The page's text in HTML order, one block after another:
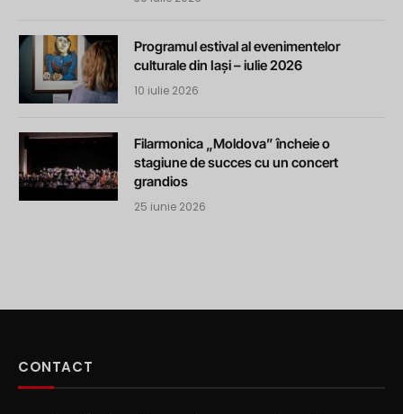
Programul estival al evenimentelor
culturale din Iași – iulie 2026
10 iulie 2026
Filarmonica „Moldova” încheie o
stagiune de succes cu un concert
grandios
25 iunie 2026
CONTACT